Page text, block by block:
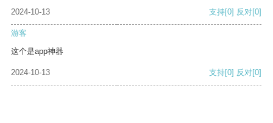
2024-10-13
支持[0] 反对[0]
游客
这个是app神器
2024-10-13 支持[0] 反对[0]